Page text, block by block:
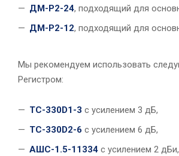
ДМ-Р2-24, подходящий для
ДМ-Р2-12, подходящий для
Мы рекомендуем использовать
Регистром:
TC-330D1-3 с усилением 3 дБ,
TC-330D2-6 с усилением 6 дБ,
АШС-1.5-11334 с усилением 2 дБи,